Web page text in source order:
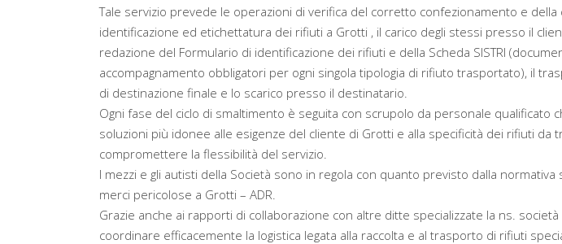
Tale servizio prevede le operazioni di verifica del corretto confezionamento e della
identificazione ed etichettatura dei rifiuti a Grotti , il carico degli stessi presso il
redazione del Formulario di identificazione dei rifiuti e della Scheda SISTRI
accompagnamento obbligatori per ogni singola tipologia di rifiuto trasportato), il
di destinazione finale e lo scarico presso il destinatario.
Ogni fase del ciclo di smaltimento è seguita con scrupolo da personale qualificato
soluzioni più idonee alle esigenze del cliente di Grotti e alla specificità dei rifiuti da
compromettere la flessibilità del servizio.
I mezzi e gli autisti della Società sono in regola con quanto previsto dalla
merci pericolose a Grotti – ADR.
Grazie anche ai rapporti di collaborazione con altre ditte specializzate la ns.
coordinare efficacemente la logistica legata alla raccolta e al trasporto di rifiuti